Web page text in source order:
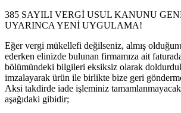
385 SAYILI VERGİ USUL KANUNU
UYARINCA YENİ UYGULAMA!
Eğer vergi mükellefi değilseniz, almış
ederken elinizde bulunan firmamıza ait
bölümündeki bilgileri eksiksiz olarak
imzalayarak ürün ile birlikte bize geri
Aksi takdirde iade işleminiz
aşağıdaki gibidir;